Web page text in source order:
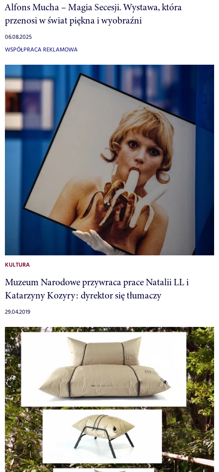
Alfons Mucha – Magia Secesji. Wystawa, która
przenosi w świat piękna i wyobraźni
06.08.2025
WSPÓŁPRACA REKLAMOWA
KULTURA
Muzeum Narodowe przywraca prace Natalii LL i
Katarzyny Kozyry: dyrektor się tłumaczy
29.04.2019